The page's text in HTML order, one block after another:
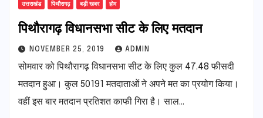
उत्तराखंड पिथौरागढ़ बड़ी खबर होम
पिथौरागढ़ विधानसभा सीट के लिए मतदान
NOVEMBER 25, 2019 ADMIN
सोमवार को पिथौरागढ़ विधानसभा सीट के लिए कुल 47.48 फीसदी
मतदान हुआ। कुल 50191 मतदाताओं ने अपने मत का प्रयोग किया।
वहीं इस बार मतदान प्रतिशत काफी गिरा है। साल…